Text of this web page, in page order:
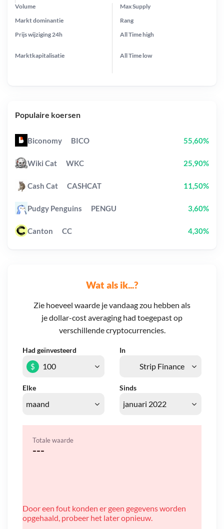
Wat als ik...?
Zie hoeveel waarde je vandaag zou hebben als
je dollar-cost averaging had toegepast op
verschillende cryptocurrencies.
Had geïnvesteerd In
Elke Sinds
$
Totale waarde
---
Door een fout konden er geen gegevens worden
opgehaald, probeer het later opnieuw.
Prijs wijziging24h
Max Supply
Markt dominantie
Marktkapitalisatie
Volume
Rang
All Timehigh
All Time low
Populaire koersen
Biconomy BICO 55,60%
Wiki Cat WKC 25,90%
Cash Cat CASHCAT 11,50%
Pudgy Penguins PENGU 3,60%
Canton CC 4,30%